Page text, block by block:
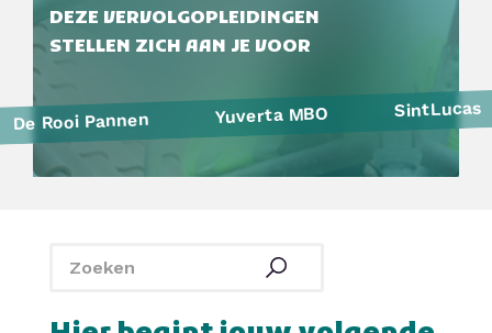
DEZE VERVOLGOPLEIDINGEN
STELLEN ZICH AAN JE VOOR
De Rooi Pannen Yuverta MBO SintLucas
HAVO Voorlichtingen
De Rooi Pannen Yuverta MBO SintLucas
HAVO Voorlichtingen